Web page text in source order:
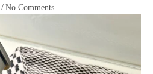
/ No Comments